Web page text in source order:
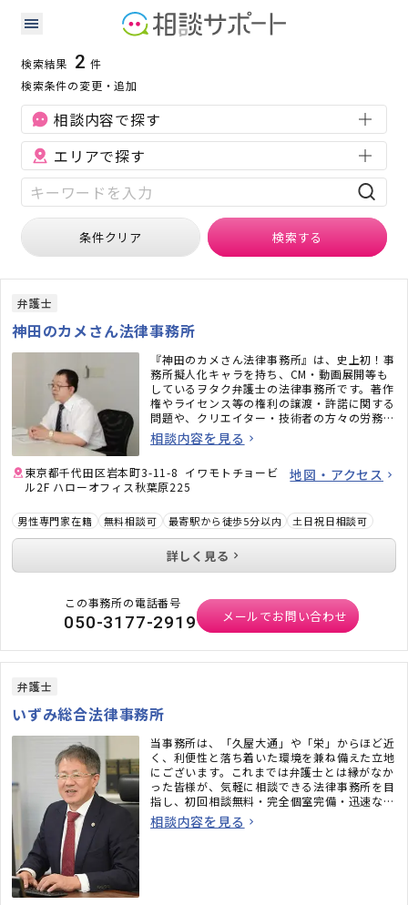
群馬県の知的財産に強い専門家の検索結果
知的財産
検索結果 2 件
検索条件の変更・追加
相談内容で探す
エリアで探す
条件クリア 検索する
弁護士
神田のカメさん法律事務所
『神田のカメさん法律事務所』は、史上初！事
務所擬人化キャラを持ち、CM・動画展開等も
しているヲタク弁護士の法律事務所です。著作
権やライセンス等の権利の譲渡・許諾に関する
問題や、クリエイター・技術者の方々の労務問
題にも力を入れています。また、相続問題、遺
言書作成、戦略的離婚サービスなどもご好評い
相談内容を見る
東京都千代田区岩本町3-11-8 イワモトチョービ
ル2F ハローオフィス秋葉原225
地図・アクセス
男性専門家在籍 無料相談可 最寄駅から徒歩5分以内 土日祝日相談可
詳しく見る
この事務所の電話番号
050-3177-2919 メールでお問い合わせ
弁護士
いずみ総合法律事務所
当事務所は、「久屋大通」や「栄」からほど近
く、利便性と落ち着いた環境を兼ね備えた立地
にございます。これまでは弁護士とは縁がなか
った皆様が、気軽に相談できる法律事務所を目
指し、初回相談無料・完全個室完備・迅速なメ
ール対応など、相談しやすい環境も整えていま
す。「弁護士に相談するべきかわからない」と
相談内容を見る